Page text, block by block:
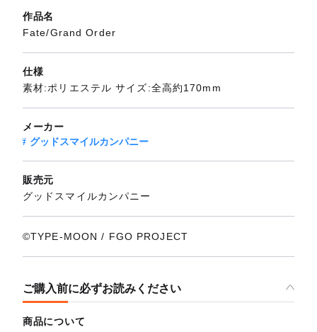
作品名
Fate/Grand Order
仕様
素材:ポリエステル サイズ:全高約170mm
メーカー
グッドスマイルカンパニー
販売元
グッドスマイルカンパニー
©TYPE-MOON / FGO PROJECT
ご購入前に必ずお読みください
商品について